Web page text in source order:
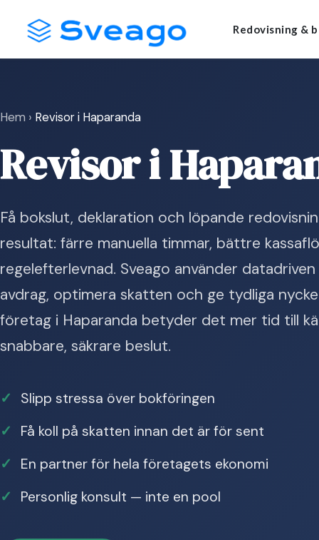
Redovisning &
Hem › Revisor i Haparanda
Revisor i
Få bokslut, deklaration och löpande
resultat: färre manuella timmar, bättre
regelefterlevnad. Sveago använder
avdrag, optimera skatten och ge tydliga
företag i Haparanda betyder det mer tid till
snabbare, säkrare beslut.
Slipp stressa över bokföringen
Få koll på skatten innan det är för sent
En partner för hela företagets ekonomi
Personlig konsult — inte en pool